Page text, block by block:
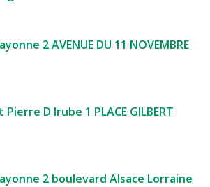
2 AVENUE DU 11 NOVEMBRE
D Irube 1 PLACE GILBERT
2 boulevard Alsace Lorraine